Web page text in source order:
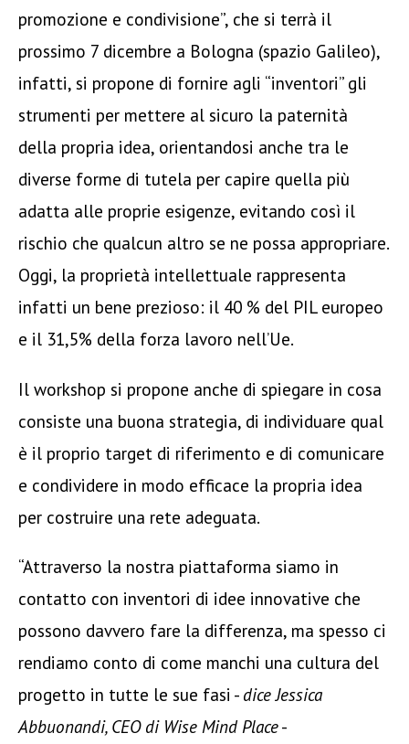
promozione e condivisione”, che si terrà il
prossimo 7 dicembre a Bologna (spazio Galileo),
infatti, si propone di fornire agli “inventori” gli
strumenti per mettere al sicuro la paternità
della propria idea, orientandosi anche tra le
diverse forme di tutela per capire quella più
adatta alle proprie esigenze, evitando così il
rischio che qualcun altro se ne possa appropriare.
Oggi, la proprietà intellettuale rappresenta
infatti un bene prezioso: il 40 % del PIL europeo
e il 31,5% della forza lavoro nell’Ue.
Il workshop si propone anche di spiegare in cosa
consiste una buona strategia, di individuare qual
è il proprio target di riferimento e di comunicare
e condividere in modo efficace la propria idea
per costruire una rete adeguata.
“Attraverso la nostra piattaforma siamo in
contatto con inventori di idee innovative che
possono davvero fare la differenza, ma spesso ci
rendiamo conto di come manchi una cultura del
progetto in tutte le sue fasi - dice Jessica
Abbuonandi, CEO di Wise Mind Place-